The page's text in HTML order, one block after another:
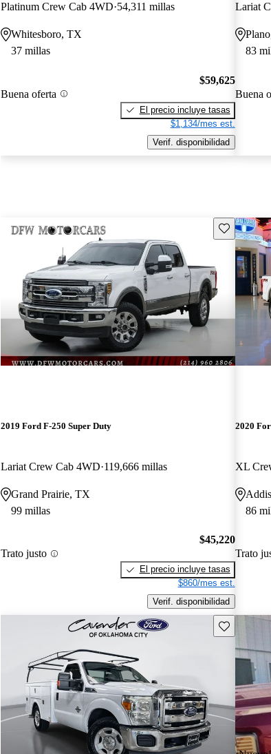
Platinum Crew Cab 4WD 54,311 millas
Whitesboro, TX
37 millas
Buena oferta
$59,625
El precio incluye tasas
$1,134/mes est.
Verif. disponibilidad
Lariat
83
Buena
Guarda este
2019 Ford F-250 Super Duty
Lariat Crew Cab 4WD 119,666 millas
Grand Prairie, TX
99 millas
Trato justo
$45,220
El precio incluye tasas
$860/mes est.
Verif. disponibilidad
2020
XL
86
Trato
Guarda este